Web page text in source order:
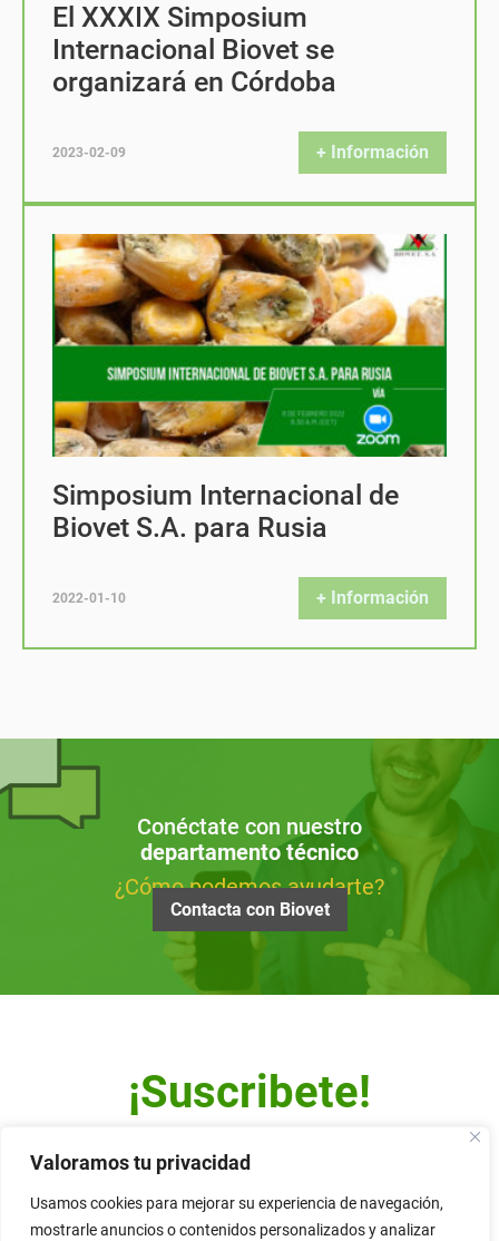
Valoramos tu privacidad
Usamos cookies para mejorar su experiencia de navegación,
mostrarle anuncios o contenidos personalizados y analizar
El XXXIX Simposium
Internacional Biovet se
organizará en Córdoba
2023-02-09 + Información
Simposium Internacional de
Biovet S.A. para Rusia
2022-01-10 + Información
Conéctate con nuestro
departamento técnico
¿Cómo podemos ayudarte?
Contacta con Biovet
¡Suscribete!
Escribe tu dirección de correo y recibe nuestro Newsletter.